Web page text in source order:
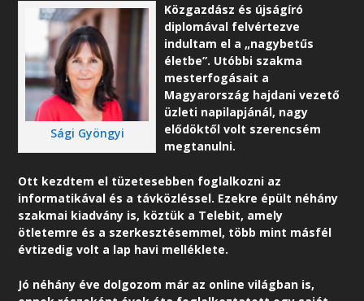
Sági Gyöngyi
Közgazdász és újságíró
diplomával felvértezve
indultam el a „nagybetűs
életbe”. Utóbbi szakma
mesterfogásait a
Magyarország hajdani vezető
üzleti napilapjánál, nagy
elődöktől volt szerencsém
megtanulni.
Ott kezdtem el tüzetesebben foglalkozni az
informatikával és a távközléssel. Ezekre épült néhány
szakmai kiadvány is, köztük a Telebit, amely
ötletemre és a szerkesztésemmel, több mint másfél
évtizedig volt a lap havi melléklete.
Jó néhány éve dolgozom már az online világban is,